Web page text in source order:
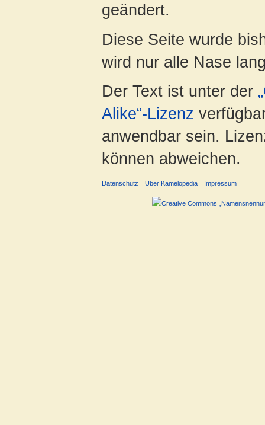
geändert.
Diese Seite wurde
wird nur alle Nase
Der Text ist unter der
Alike“-Lizenz
anwendbar sein.
können abweichen.
Datenschutz Über Kamelopedia Impressum